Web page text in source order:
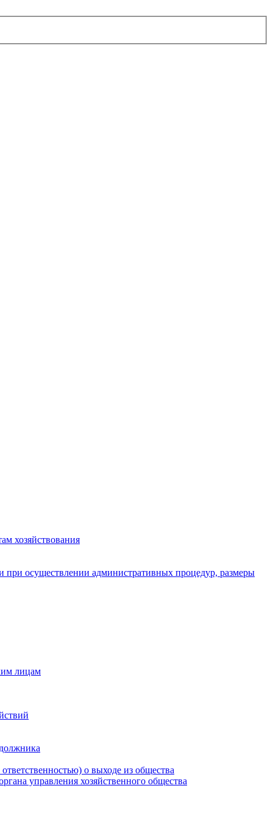
хозяйствования
осуществлении административных процедур, размеры
лицам
о выходе из общества
управления хозяйственного общества